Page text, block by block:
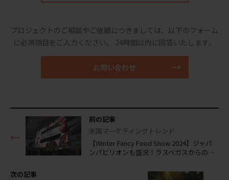
プロジェクトのご相談やご依頼につきましては、以下のフォーム
に必須項目をご入力ください。
24時間以内に回答いたします。
お問い合わせ
前の記事
米国マーケティングトレンド
【Winter Fancy Food Show 2024】ジャパ
ンパビリオンも盛況！ラスベガスからの…
次の記事